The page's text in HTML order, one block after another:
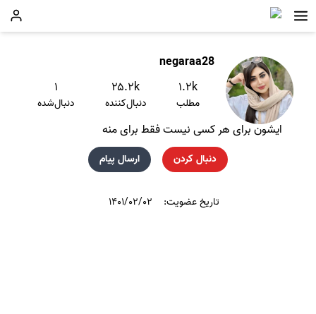
negaraa28
۱.۲k
مطلب
۲۵.۲k
دنبال‌کننده
۱
دنبال‌شده
ایشون برای هر کسی نیست فقط برای منه
دنبال کردن ارسال پیام
تاریخ عضویت: ۱۴۰۱/۰۲/۰۲